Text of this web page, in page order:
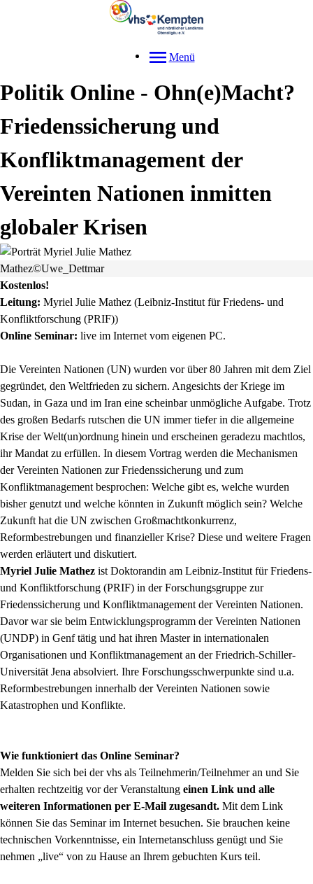
Menü
Politik Online - Ohn(e)Macht?
Friedenssicherung und
Konfliktmanagement der
Vereinten Nationen inmitten
globaler Krisen
Mathez©Uwe_Dettmar
Kostenlos!
Leitung: Myriel Julie Mathez (Leibniz-Institut für Friedens- und
Konfliktforschung (PRIF))
Online Seminar: live im Internet vom eigenen PC.
Die Vereinten Nationen (UN) wurden vor über 80 Jahren mit dem Ziel
gegründet, den Weltfrieden zu sichern. Angesichts der Kriege im
Sudan, in Gaza und im Iran eine scheinbar unmögliche Aufgabe. Trotz
des großen Bedarfs rutschen die UN immer tiefer in die allgemeine
Krise der Welt(un)ordnung hinein und erscheinen geradezu machtlos,
ihr Mandat zu erfüllen. In diesem Vortrag werden die Mechanismen
der Vereinten Nationen zur Friedenssicherung und zum
Konfliktmanagement besprochen: Welche gibt es, welche wurden
bisher genutzt und welche könnten in Zukunft möglich sein? Welche
Zukunft hat die UN zwischen Großmachtkonkurrenz,
Reformbestrebungen und finanzieller Krise? Diese und weitere Fragen
werden erläutert und diskutiert.
Myriel Julie Mathez ist Doktorandin am Leibniz-Institut für Friedens-
und Konfliktforschung (PRIF) in der Forschungsgruppe zur
Friedenssicherung und Konfliktmanagement der Vereinten Nationen.
Davor war sie beim Entwicklungsprogramm der Vereinten Nationen
(UNDP) in Genf tätig und hat ihren Master in internationalen
Organisationen und Konfliktmanagement an der Friedrich-Schiller-
Universität Jena absolviert. Ihre Forschungsschwerpunkte sind u.a.
Reformbestrebungen innerhalb der Vereinten Nationen sowie
Katastrophen und Konflikte.
Wie funktioniert das Online Seminar?
Melden Sie sich bei der vhs als Teilnehmerin/Teilnehmer an und Sie
erhalten rechtzeitig vor der Veranstaltung einen Link und alle
weiteren Informationen per E-Mail zugesandt. Mit dem Link
können Sie das Seminar im Internet besuchen. Sie brauchen keine
technischen Vorkenntnisse, ein Internetanschluss genügt und Sie
nehmen „live“ von zu Hause an Ihrem gebuchten Kurs teil.